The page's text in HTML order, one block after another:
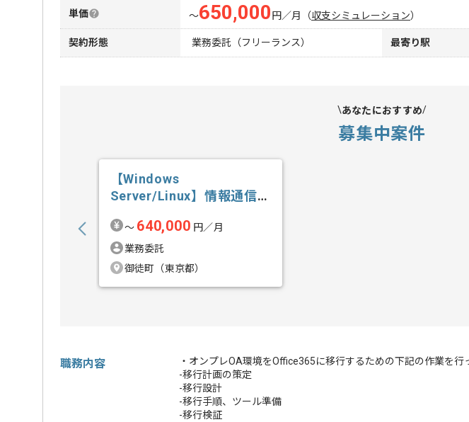
単価 〜650,000 円／月 （収支シミュレーション）
契約形態 業務委託（フリーランス） 最寄り駅
あなたにおすすめ
募集中案件
【Windows
Server/Linux】情報通信業
〜 640,000 円／月
業務委託
御徒町（東京都）
職務内容
・オンプレOA環境をOffice365に移行するための下記の作業を行
-移行計画の策定
-移行設計
-移行手順、ツール準備
-移行検証